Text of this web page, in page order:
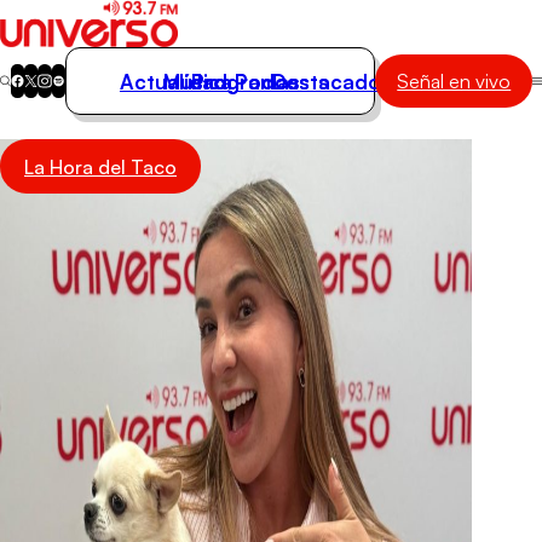
Actualidad
Música
Podcasts
Destacados
Actualidad
Música
Programas
Podcasts
Destacados Señal en vivo
La Hora del Taco